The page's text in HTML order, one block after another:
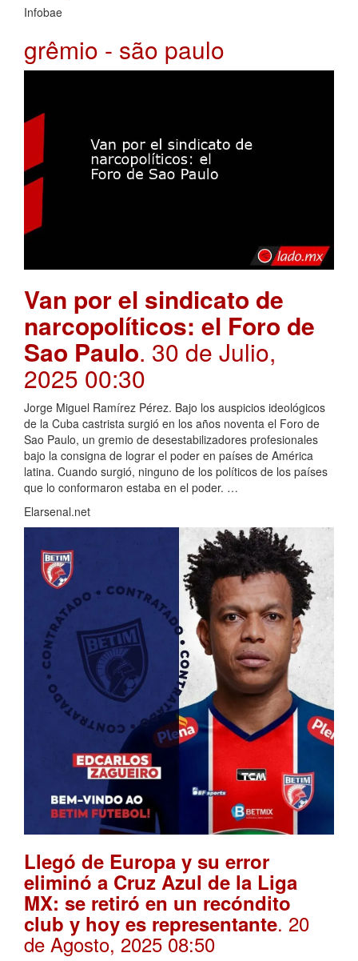
Infobae
grêmio - são paulo
Van por el sindicato de
narcopolíticos: el Foro de
Sao Paulo. 30 de Julio,
2025 00:30
Jorge Miguel Ramírez Pérez. Bajo los auspicios ideológicos
de la Cuba castrista surgió en los años noventa el Foro de
Sao Paulo, un gremio de desestabilizadores profesionales
bajo la consigna de lograr el poder en países de América
latina. Cuando surgió, ninguno de los políticos de los países
que lo conformaron estaba en el poder. …
Elarsenal.net
Llegó de Europa y su error
eliminó a Cruz Azul de la Liga
MX: se retiró en un recóndito
club y hoy es representante. 20
de Agosto, 2025 08:50